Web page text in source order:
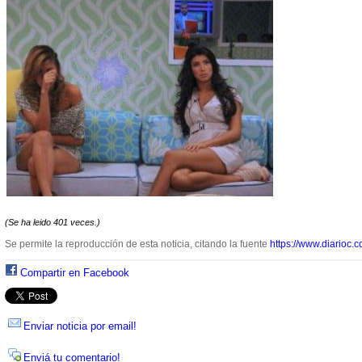
(Se ha leido 401 veces.)
Se permite la reproducción de esta noticia, citando la fuente https://
Compartir en Facebook
Enviar noticia por email!
Enviá tu comentario!